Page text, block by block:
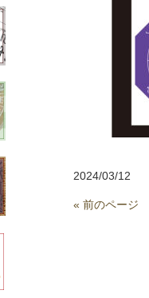
2024/03/12
« 前のページ